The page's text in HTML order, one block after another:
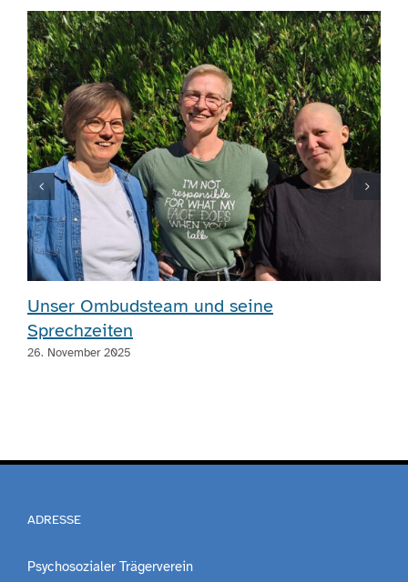
Unser Ombudsteam und seine
Sprechzeiten
26. November 2025
ADRESSE
Psychosozialer Trägerverein